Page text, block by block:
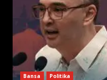
Bansa Politika